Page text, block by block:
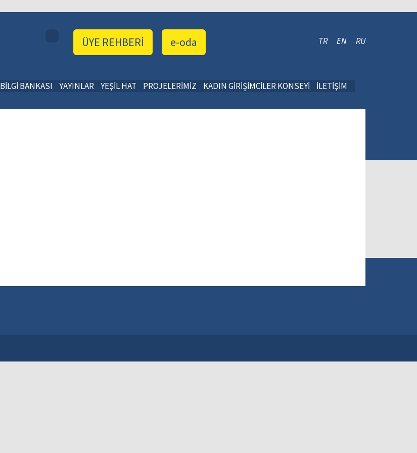
TR EN RU
e-oda
ÜYE REHBERİ
BİLGİ BANKASI YAYINLAR YEŞİL HAT PROJELERİMİZ KADIN GİRİŞİMCİLER KONSEYİ İLETİŞİM